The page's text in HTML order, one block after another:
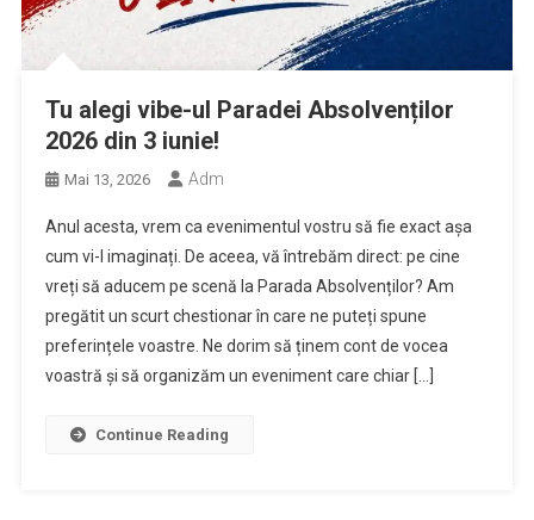
Tu alegi vibe-ul Paradei Absolvenților
2026 din 3 iunie!
Mai 13, 2026 Adm
Anul acesta, vrem ca evenimentul vostru să fie exact așa
cum vi-l imaginați. De aceea, vă întrebăm direct: pe cine
vreți să aducem pe scenă la Parada Absolvenților? Am
pregătit un scurt chestionar în care ne puteți spune
preferințele voastre. Ne dorim să ținem cont de vocea
voastră și să organizăm un eveniment care chiar […]
Continue Reading